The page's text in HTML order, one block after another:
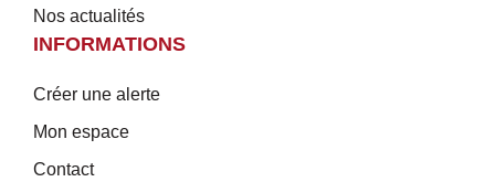
Nos actualités
INFORMATIONS
Créer une alerte
Mon espace
Contact